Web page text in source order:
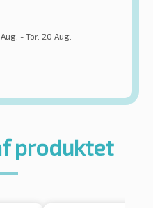
- Tor. 20 Aug.
produktet